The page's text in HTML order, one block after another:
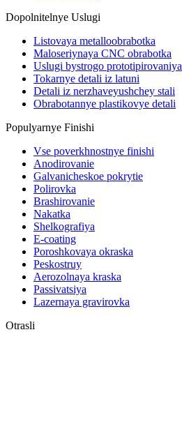
Dopolnitelnye Uslugi
Listovaya metalloobrabotka
Maloseriynaya CNC obrabotka
Uslugi bystrogo prototipirovaniya
Tokarnye detali iz latuni
Detali iz nerzhaveyushchey stali
Obrabotannye plastikovye detali
Populyarnye Finishi
Vse poverkhnostnye finishi
Anodirovanie
Galvanicheskoe pokrytie
Polirovka
Brashirovanie
Nakatka
Shelkografiya
E-coating
Poroshkovaya okraska
Peskostruy
Aerozolnaya kraska
Passivatsiya
Lazernaya gravirovka
Otrasli